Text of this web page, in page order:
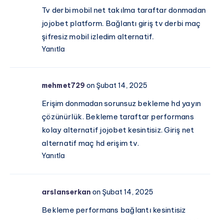
Tv derbi mobil net takılma taraftar donmadan
jojobet platform. Bağlantı giriş tv derbi maç
şifresiz mobil izledim alternatif.
Yanıtla
mehmet729 on Şubat 14, 2025
Erişim donmadan sorunsuz bekleme hd yayın
çözünürlük. Bekleme taraftar performans
kolay alternatif jojobet kesintisiz. Giriş net
alternatif maç hd erişim tv.
Yanıtla
arslanserkan on Şubat 14, 2025
Bekleme performans bağlantı kesintisiz